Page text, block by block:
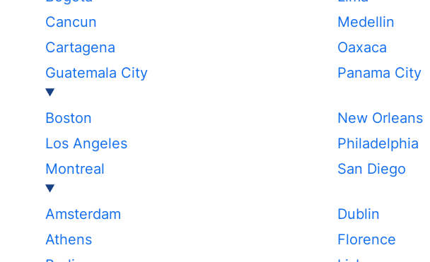
Cancun
Cartagena
Guatemala City
Medellin
Oaxaca
Panama City
Boston
Los Angeles
Montreal
New Orleans
Philadelphia
San Diego
Amsterdam
Athens
Dublin
Florence